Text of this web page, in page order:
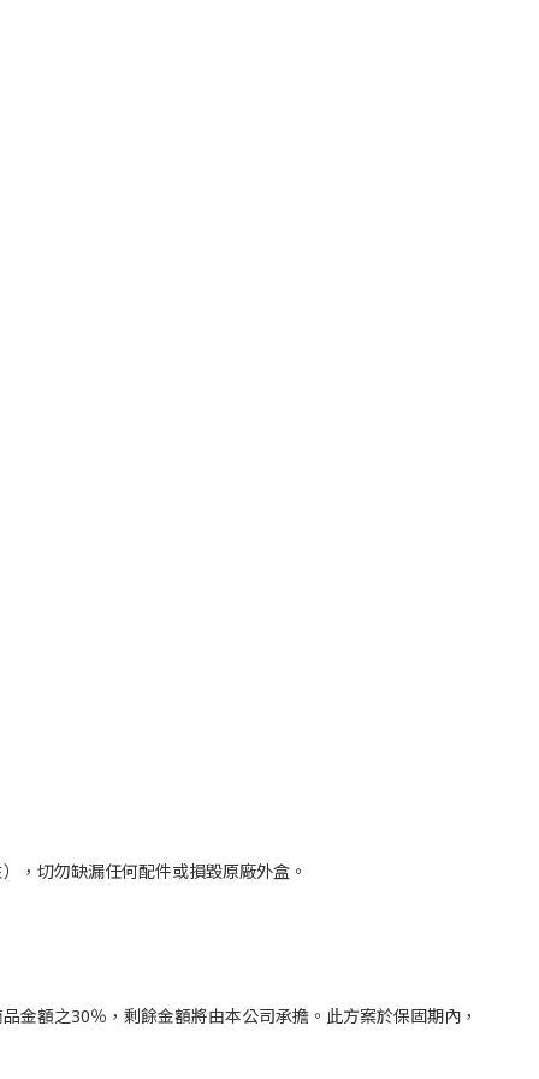
，切勿缺漏任何配件或損毀原廠外盒。
金額之30％，剩餘金額將由本公司承擔。此方案於保固期內，